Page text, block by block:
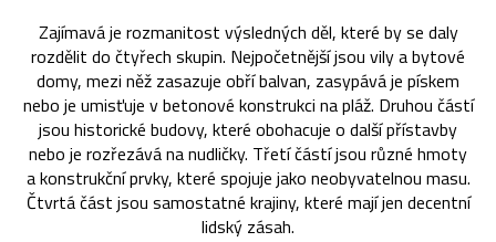
Zajímavá je rozmanitost výsledných děl, které by se daly
rozdělit do čtyřech skupin. Nejpočetnější jsou vily a bytové
domy, mezi něž zasazuje obří balvan, zasypává je pískem
nebo je umisťuje v betonové konstrukci na pláž. Druhou částí
jsou historické budovy, které obohacuje o další přístavby
nebo je rozřezává na nudličky. Třetí částí jsou různé hmoty
a konstrukční prvky, které spojuje jako neobyvatelnou masu.
Čtvrtá část jsou samostatné krajiny, které mají jen decentní
lidský zásah.